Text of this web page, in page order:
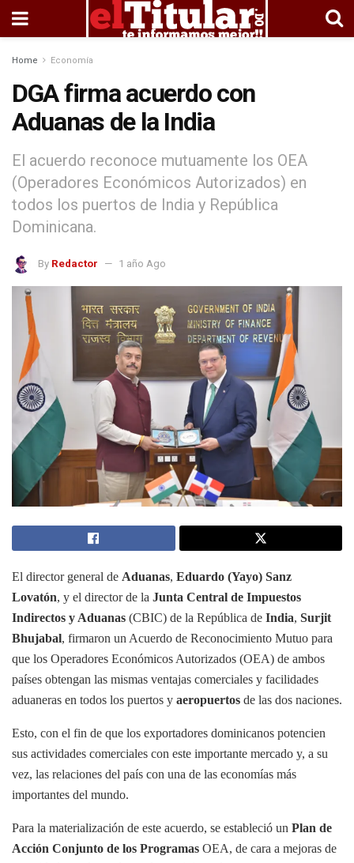
Home Economía
DGA firma acuerdo con
Aduanas de la India
El acuerdo reconoce mutuamente los OEA
(Operadores Económicos Autorizados) en
todos los puertos de India y República
Dominicana.
By Redactor 1 año Ago
El director general de Aduanas, Eduardo (Yayo) Sanz
Lovatón, y el director de la Junta Central de Impuestos
Indirectos y Aduanas (CBIC) de la República de India, Surjit
Bhujabal, firmaron un Acuerdo de Reconocimiento Mutuo para
que los Operadores Económicos Autorizados (OEA) de ambos
países obtengan las mismas ventajas comerciales y facilidades
aduaneras en todos los puertos y aeropuertos de las dos naciones.
Esto, con el fin de que los exportadores dominicanos potencien
sus actividades comerciales con este importante mercado y, a su
vez, las relaciones del país con una de las economías más
importantes del mundo.
Para la materialización de este acuerdo, se estableció un Plan de
Acción Conjunto de los Programas OEA, de cara a mejoras de